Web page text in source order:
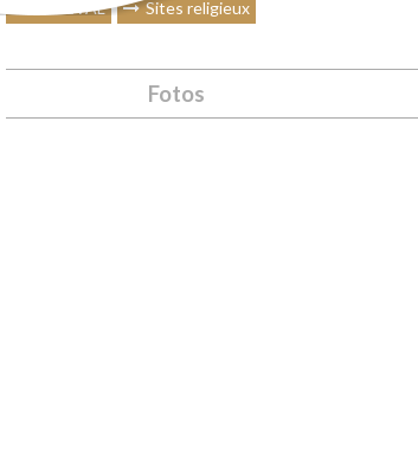
MIREVAL Sites religieux
Fotos